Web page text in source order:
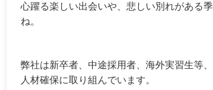
心躍る楽しい出会いや、悲しい別れがある
ね。
弊社は新卒者、中途採用者、海外実習生等
人材確保に取り組んでいます。